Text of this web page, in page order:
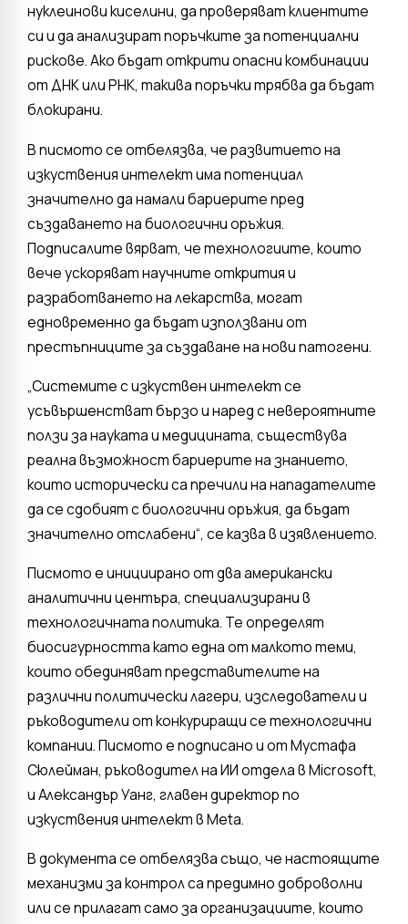
нуклеинови киселини, да проверяват клиентите
си и да анализират поръчките за потенциални
рискове. Ако бъдат открити опасни комбинации
от ДНК или РНК, такива поръчки трябва да бъдат
блокирани.
В писмото се отбелязва, че развитието на
изкуствения интелект има потенциал
значително да намали бариерите пред
създаването на биологични оръжия.
Подписалите вярват, че технологиите, които
вече ускоряват научните открития и
разработването на лекарства, могат
едновременно да бъдат използвани от
престъпниците за създаване на нови патогени.
„Системите с изкуствен интелект се
усъвършенстват бързо и наред с невероятните
ползи за науката и медицината, съществува
реална възможност бариерите на знанието,
които исторически са пречили на нападателите
да се сдобият с биологични оръжия, да бъдат
значително отслабени“, се казва в изявлението.
Писмото е инициирано от два американски
аналитични центъра, специализирани в
технологичната политика. Те определят
биосигурността като една от малкото теми,
които обединяват представителите на
различни политически лагери, изследователи и
ръководители от конкуриращи се технологични
компании. Писмото е подписано и от Мустафа
Сюлейман, ръководител на ИИ отдела в Microsoft,
и Александър Уанг, главен директор по
изкуствения интелект в Meta.
В документа се отбелязва също, че настоящите
механизми за контрол са предимно доброволни
или се прилагат само за организациите, които